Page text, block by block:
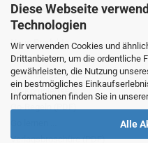
Diese Webseite
Technologien
Wir verwenden Cookies und
Drittanbietern, um die ordentliche
gewährleisten, die Nutzung
ein bestmögliches
Informationen finden Sie in
Alle
SERVICE
Mein Konto
Neue Produkte
Angebote
Go-Anfängerpakete
Go-Komplettsets
Go-Regeln (PDF)
Verlagsbroschüre (PDF)